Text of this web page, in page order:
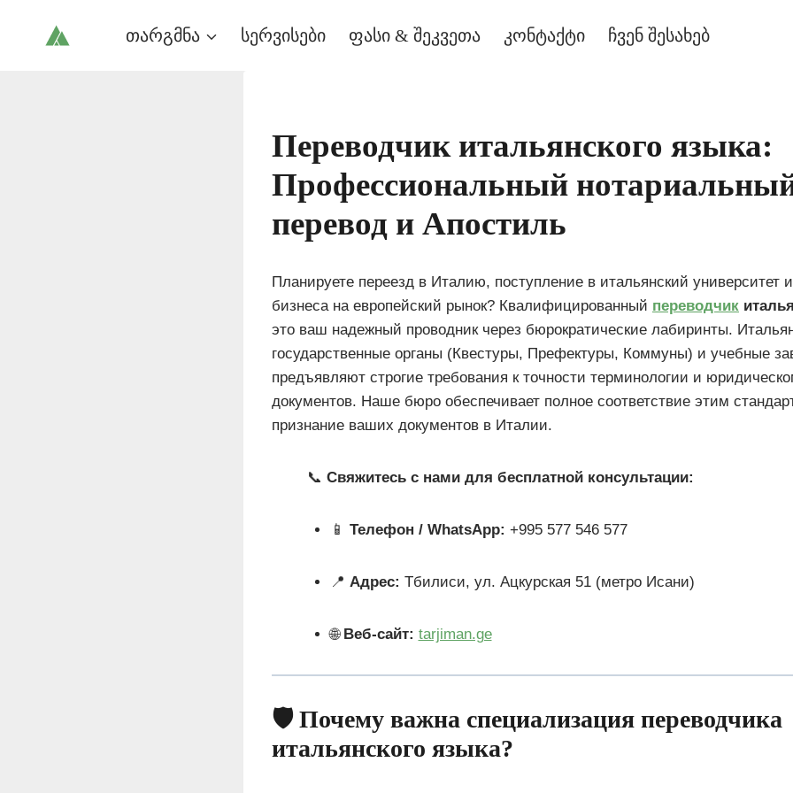
თარგმნა სერვისები ფასი & შეკვეთა კონტაქტი ჩვენ შესახებ
Переводчик итальянского языка:
Профессиональный
перевод и Апостиль
Планируете переезд в Италию, поступление в итальянский университет
бизнеса на европейский рынок? Квалифицированный переводчик
это ваш надежный проводник через бюрократические лабиринты.
государственные органы (Квестуры, Префектуры, Коммуны) и учебные
предъявляют строгие требования к точности терминологии и
документов. Наше бюро обеспечивает полное соответствие этим
признание ваших документов в Италии.
📞 Свяжитесь с нами для бесплатной консультации:
📱 Телефон / WhatsApp: +995 577 546 577
📍 Адрес: Тбилиси, ул. Ацкурская 51 (метро Исани)
🌐 Веб-сайт: tarjiman.ge
🛡️ Почему важна специализация переводчика
итальянского языка?